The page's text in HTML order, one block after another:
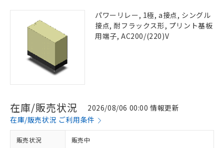
パワーリレー, 1極, a接点, シングル
接点, 耐フラックス形, プリント基板
用端子, AC200/(220)V
在庫/販売状況
2026/08/06 00:00 情報更新
在庫/販売状況 ご利用条件
販売状況 販売中